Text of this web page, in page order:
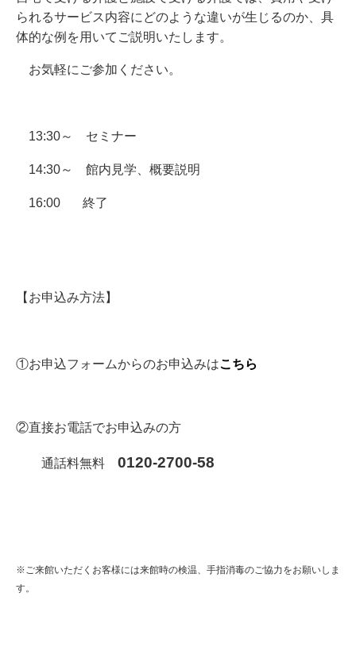
られるサービス内容にどのような違いが生じるのか、具
体的な例を用いてご説明いたします。
お気軽にご参加ください。
13:30～ セミナー
14:30～ 館内見学、 概要説明
16:00 終了
【お申込み方法】
①お申込フォームからのお申込みはこちら
②直接お電話でお申込みの方
通話料無料 0120-2700-58
※ご来館いただくお客様には来館時の検温、手指消毒のご協力をお願いしま
す。